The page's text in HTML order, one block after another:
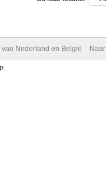
van Nederland en België